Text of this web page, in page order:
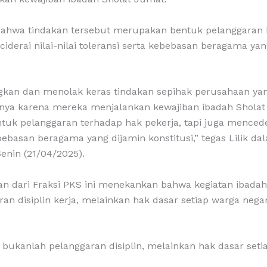
tindakan tersebut merupakan bentuk pelanggaran
nilai-nilai toleransi serta kebebasan beragama
dan menolak keras tindakan sepihak perusahaan
karena mereka menjalankan kewajiban ibadah
pelanggaran terhadap hak pekerja, tapi juga
beragama yang dijamin konstitusi,” tegas Lilik
(21/04/2025).
dari Fraksi PKS ini menekankan bahwa kegiatan
disiplin kerja, melainkan hak dasar setiap warga
bukanlah pelanggaran disiplin, melainkan hak dasar